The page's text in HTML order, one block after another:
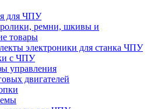
для ЧПУ
ремни, шкивы и
товары
электроники для станка ЧПУ
с ЧПУ
управления
двигателей